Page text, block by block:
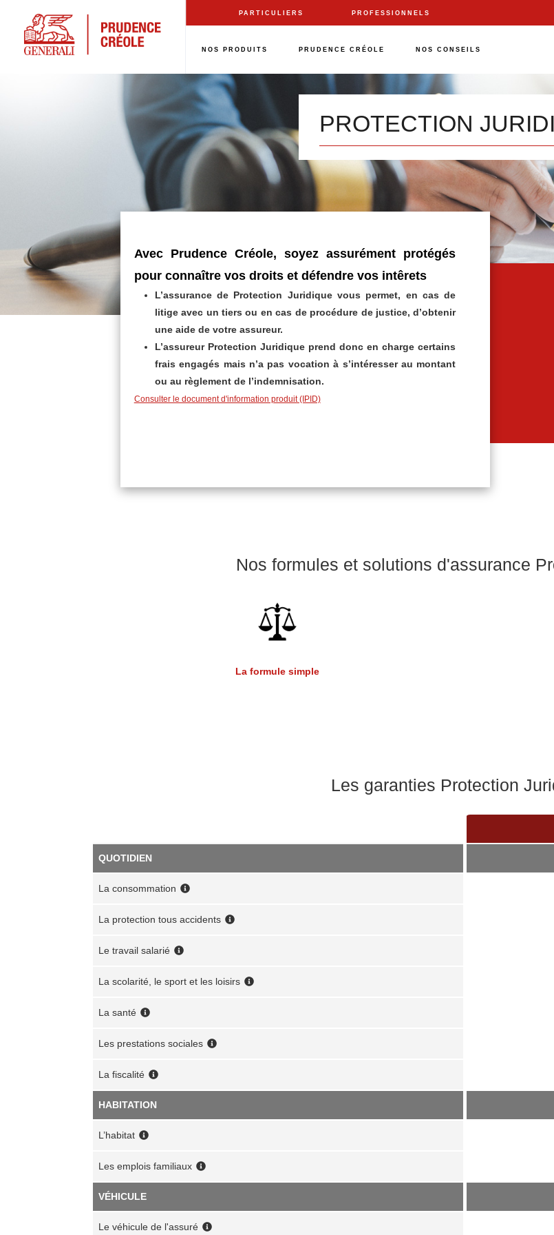
contenu
PARTICULIERS PROFESSIONNELS
NOS PRODUITS PRUDENCE CRÉOLE NOS CONSEILS
PROTECTION
Avec Prudence Créole, soyez assurément protégés
pour connaître vos droits et défendre vos intêrets
L’assurance de Protection Juridique vous permet, en cas de
litige avec un tiers ou en cas de procédure de justice, d’obtenir
une aide de votre assureur.
L’assureur Protection Juridique prend donc en charge certains
frais engagés mais n’a pas vocation à s’intéresser au montant
ou au règlement de l’indemnisation.
Nos formules et solutions d'assurance
La formule simple
Les garanties Protection
QUOTIDIEN
La consommation
La protection tous accidents
Le travail salarié
La scolarité, le sport et les loisirs
La santé
Les prestations sociales
La fiscalité
HABITATION
L’habitat
Les emplois familiaux
VÉHICULE
Le véhicule de l'assuré